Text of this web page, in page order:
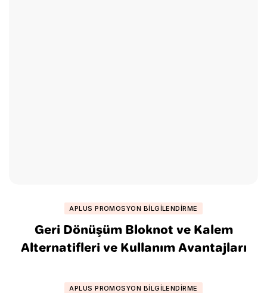
APLUS PROMOSYON BILGILENDIRME
Geri Dönüşüm Bloknot ve Kalem
Alternatifleri ve Kullanım Avantajları
APLUS PROMOSYON BILGILENDIRME